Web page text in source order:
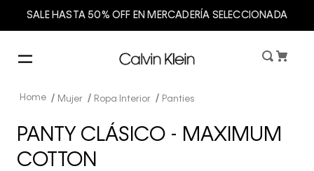
SALE HASTA 50% OFF EN MERCADERÍA SELECCIONADA
Mujer Ropa Interior Panties
PANTY CLÁSICO - MAXIMUM
COTTON